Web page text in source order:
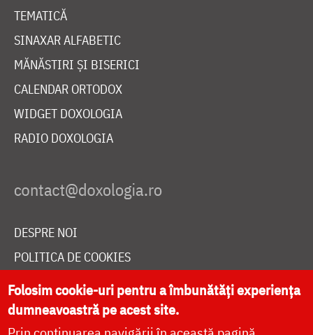
TEMATICĂ
SINAXAR ALFABETIC
MĂNĂSTIRI ȘI BISERICI
CALENDAR ORTODOX
WIDGET DOXOLOGIA
RADIO DOXOLOGIA
DESPRE NOI
POLITICA DE COOKIES
DONEAZĂ ONLINE PENTRU CATEDRALA NAȚIONALĂ
Folosim cookie-uri pentru a îmbunătăți experiența
dumneavoastră pe acest site.